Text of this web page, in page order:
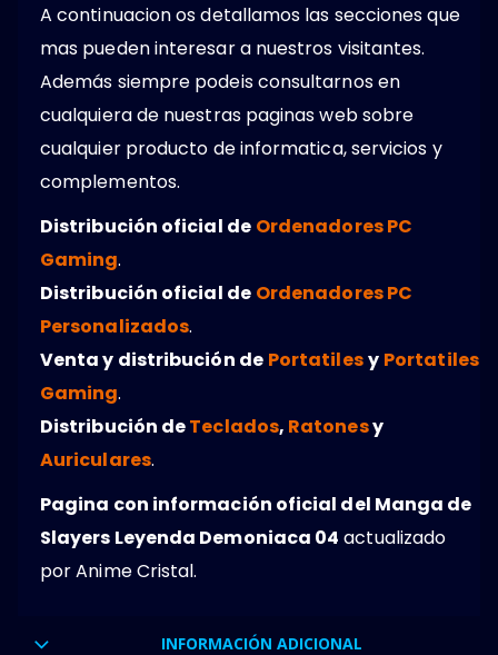
A continuacion os detallamos las secciones que
mas pueden interesar a nuestros visitantes.
Además siempre podeis consultarnos en
cualquiera de nuestras paginas web sobre
cualquier producto de informatica, servicios y
complementos.
Distribución oficial de Ordenadores PC
Gaming.
Distribución oficial de Ordenadores PC
Personalizados.
Venta y distribución de Portatilesy Portatiles
Gaming.
Distribución deTeclados, Ratonesy
Auriculares.
Pagina con información oficial del Manga de
Slayers Leyenda Demoniaca 04 actualizado
por Anime Cristal.
INFORMACIÓN ADICIONAL